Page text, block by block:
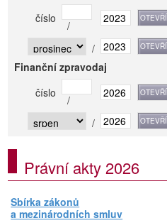
číslo
/
/
Finanční zpravodaj
číslo
/
/
Právní akty 2026
Sbírka zákonů
a mezinárodních smluv